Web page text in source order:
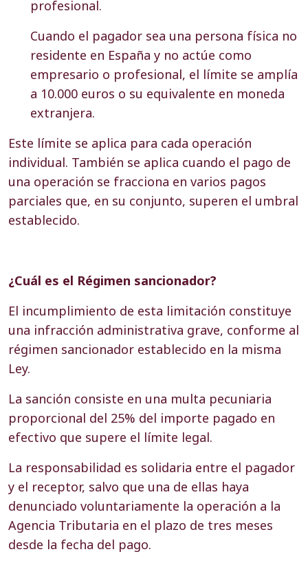
profesional.
Cuando el pagador sea una persona física no
residente en España y no actúe como
empresario o profesional, el límite se amplía
a 10.000 euros o su equivalente en moneda
extranjera.
Este límite se aplica para cada operación
individual. También se aplica cuando el pago de
una operación se fracciona en varios pagos
parciales que, en su conjunto, superen el umbral
establecido.
¿Cuál es el Régimen sancionador?
El incumplimiento de esta limitación constituye
una infracción administrativa grave, conforme al
régimen sancionador establecido en la misma
Ley.
La sanción consiste en una multa pecuniaria
proporcional del 25% del importe pagado en
efectivo que supere el límite legal.
La responsabilidad es solidaria entre el pagador
y el receptor, salvo que una de ellas haya
denunciado voluntariamente la operación a la
Agencia Tributaria en el plazo de tres meses
desde la fecha del pago.